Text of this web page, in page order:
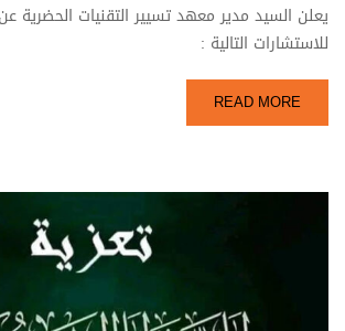
يعلن السيد مدير معهد تسيير التقنيات الحضرية
للاستشارات التالية :
READ MORE